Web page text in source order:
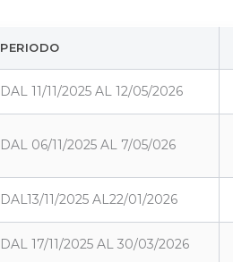
PERIODO
DAL 11/11/2025 AL 12/05/2026
DAL 06/11/2025 AL 7/05/026
DAL13/11/2025 AL22/01/2026
DAL 17/11/2025 AL 30/03/2026